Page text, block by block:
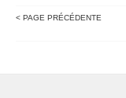
< PAGE PRÉCÉDENTE